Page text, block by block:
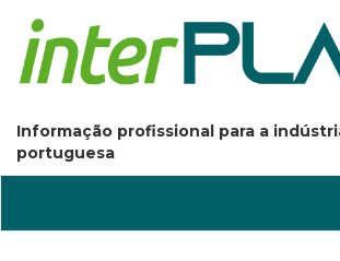
Informação profissional para a
portuguesa